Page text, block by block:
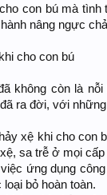
con bú mà
nâng ngực
cho con bú
không còn là
ra đời, với
xệ khi cho con
sa trễ ở mọi cấp
ứng dụng
bỏ hoàn toàn.